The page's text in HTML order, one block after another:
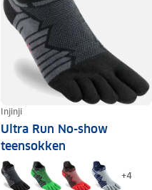
Injinji
Ultra Run No-show
teensokken
+4